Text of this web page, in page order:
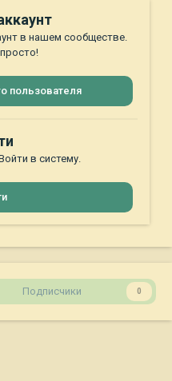
в нашем сообществе.
пользователя
в систему.
Подписчики 0